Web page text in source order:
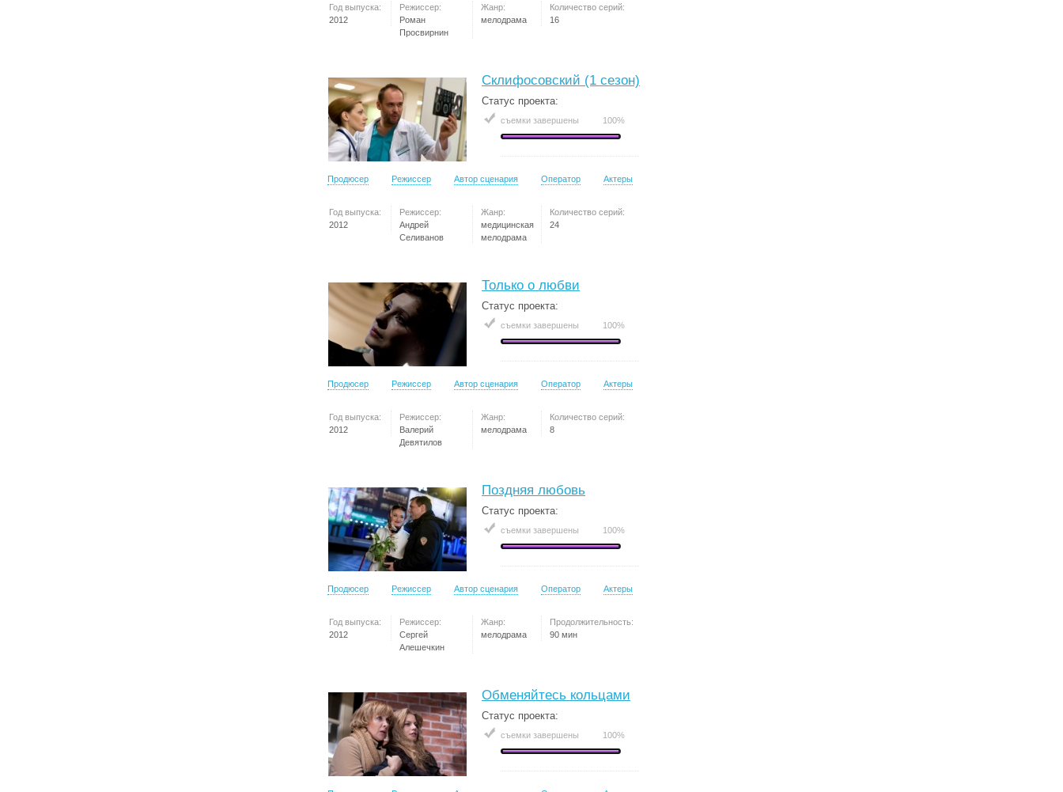
Год выпуска:
2012
Режиссер:
Роман
Просвирнин
Жанр:
мелодрама
Количество серий:
16
Склифосовский (1 сезон)
Статус проекта:
съемки завершены 100%
Продюсер Режиссер Автор сценария Оператор Актеры
Год выпуска:
2012
Режиссер:
Андрей
Селиванов
Жанр:
медицинская
мелодрама
Количество серий:
24
Только о любви
Статус проекта:
съемки завершены 100%
Продюсер Режиссер Автор сценария Оператор Актеры
Год выпуска:
2012
Режиссер:
Валерий
Девятилов
Жанр:
мелодрама
Количество серий:
8
Поздняя любовь
Статус проекта:
съемки завершены 100%
Продюсер Режиссер Автор сценария Оператор Актеры
Год выпуска:
2012
Режиссер:
Сергей
Алешечкин
Жанр:
мелодрама
Продолжительность:
90 мин
Обменяйтесь кольцами
Статус проекта:
съемки завершены 100%